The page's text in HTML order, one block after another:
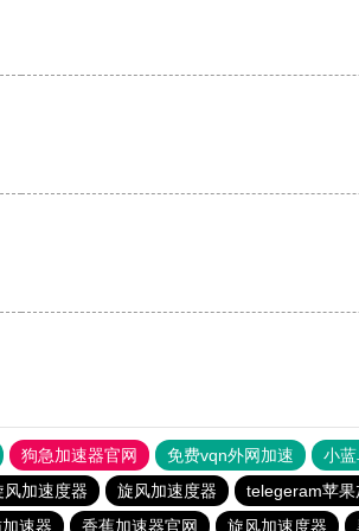
狗急加速器官网 免费vqn外网加速
小
风加速度器 旋风加速度器
telegeram苹果
速器 香蕉加速器官网 旋风加速度器